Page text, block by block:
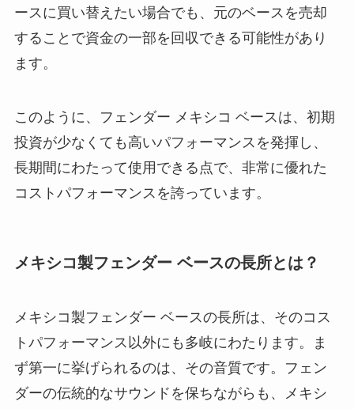
ースに買い替えたい場合でも、元のベースを売却
することで資金の一部を回収できる可能性があり
ます。
このように、フェンダー メキシコ ベースは、初期
投資が少なくても高いパフォーマンスを発揮し、
長期間にわたって使用できる点で、非常に優れた
コストパフォーマンスを誇っています。
メキシコ製フェンダー ベースの長所とは？
メキシコ製フェンダー ベースの長所は、そのコス
トパフォーマンス以外にも多岐にわたります。ま
ず第一に挙げられるのは、その音質です。フェン
ダーの伝統的なサウンドを保ちながらも、メキシ